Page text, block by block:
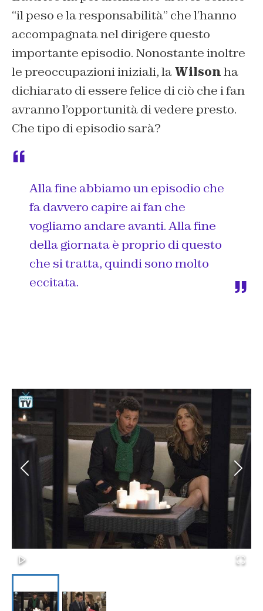
“il peso e la responsabilità” che l’hanno
accompagnata nel dirigere questo
importante episodio. Nonostante inoltre
le preoccupazioni iniziali, laWilsonha
dichiarato di essere felice di ciò che i fan
avranno l’opportunità di vedere presto.
Che tipo di episodio sarà?
Alla fine abbiamo un episodio che
fa davvero capire ai fan che
vogliamo andare avanti. Alla fine
della giornata è proprio di questo
che si tratta, quindi sono molto
eccitata.